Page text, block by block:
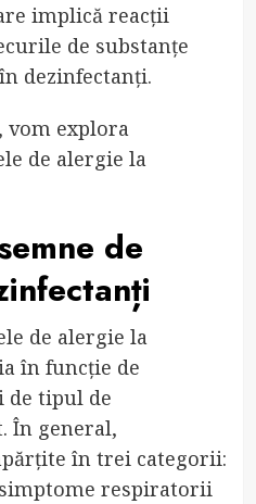
implică reacții
de substanțe
dezinfectanți.
explora
de alergie la
de
de alergie la
în funcție de
de tipul de
În general,
în trei categorii:
respiratorii